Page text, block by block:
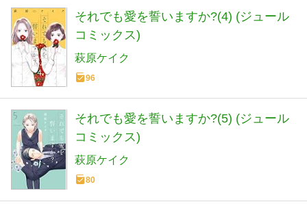
それでも愛を誓いますか?(4) (ジュール
コミックス)
萩原ケイク
96
それでも愛を誓いますか?(5) (ジュール
コミックス)
萩原ケイク
80